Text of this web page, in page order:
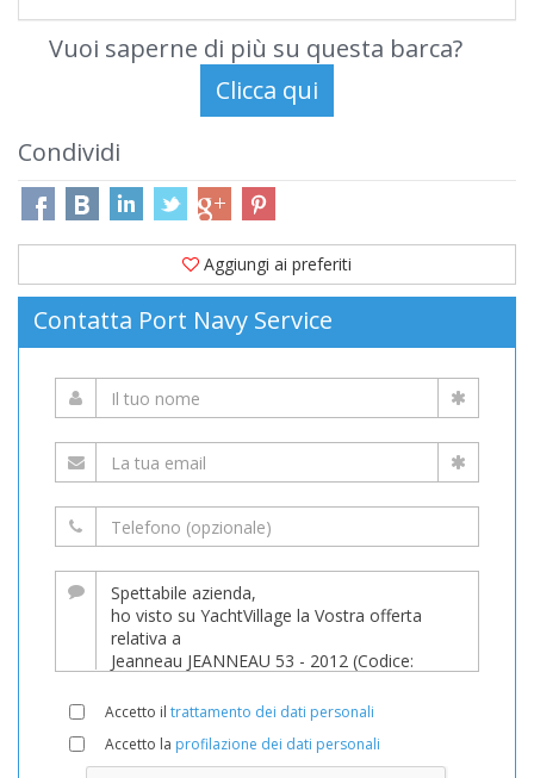
Vuoi saperne di più su questa barca?
Condividi
Aggiungi ai preferiti
Contatta Port Navy Service
Accetto il trattamento dei dati personali
Accetto la profilazione dei dati personali